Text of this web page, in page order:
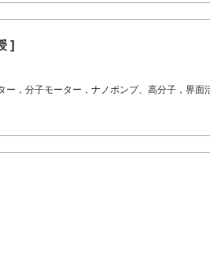
]
，分子モーター，ナノポンプ、高分子，界面